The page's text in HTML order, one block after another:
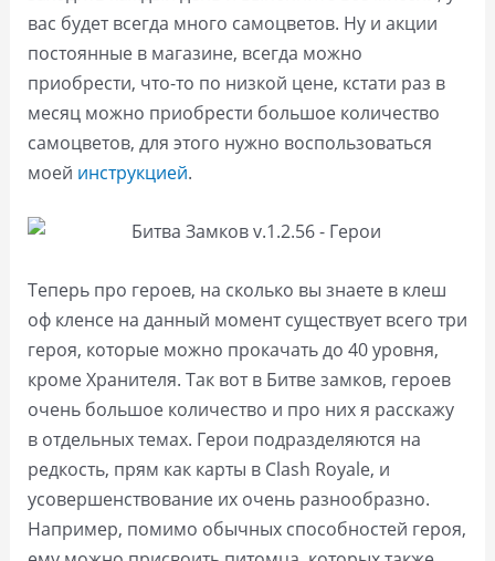
вас будет всегда много самоцветов. Ну и акции
постоянные в магазине, всегда можно
приобрести, что-то по низкой цене, кстати раз в
месяц можно приобрести большое количество
самоцветов, для этого нужно воспользоваться
моей инструкцией.
Теперь про героев, на сколько вы знаете в клеш
оф кленсе на данный момент существует всего три
героя, которые можно прокачать до 40 уровня,
кроме Хранителя. Так вот в Битве замков, героев
очень большое количество и про них я расскажу
в отдельных темах. Герои подразделяются на
редкость, прям как карты в Clash Royale, и
усовершенствование их очень разнообразно.
Например, помимо обычных способностей героя,